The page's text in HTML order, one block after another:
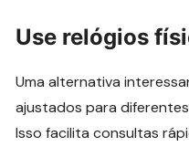
Use relógios
Uma alternativa
ajustados para
Isso facilita consultas